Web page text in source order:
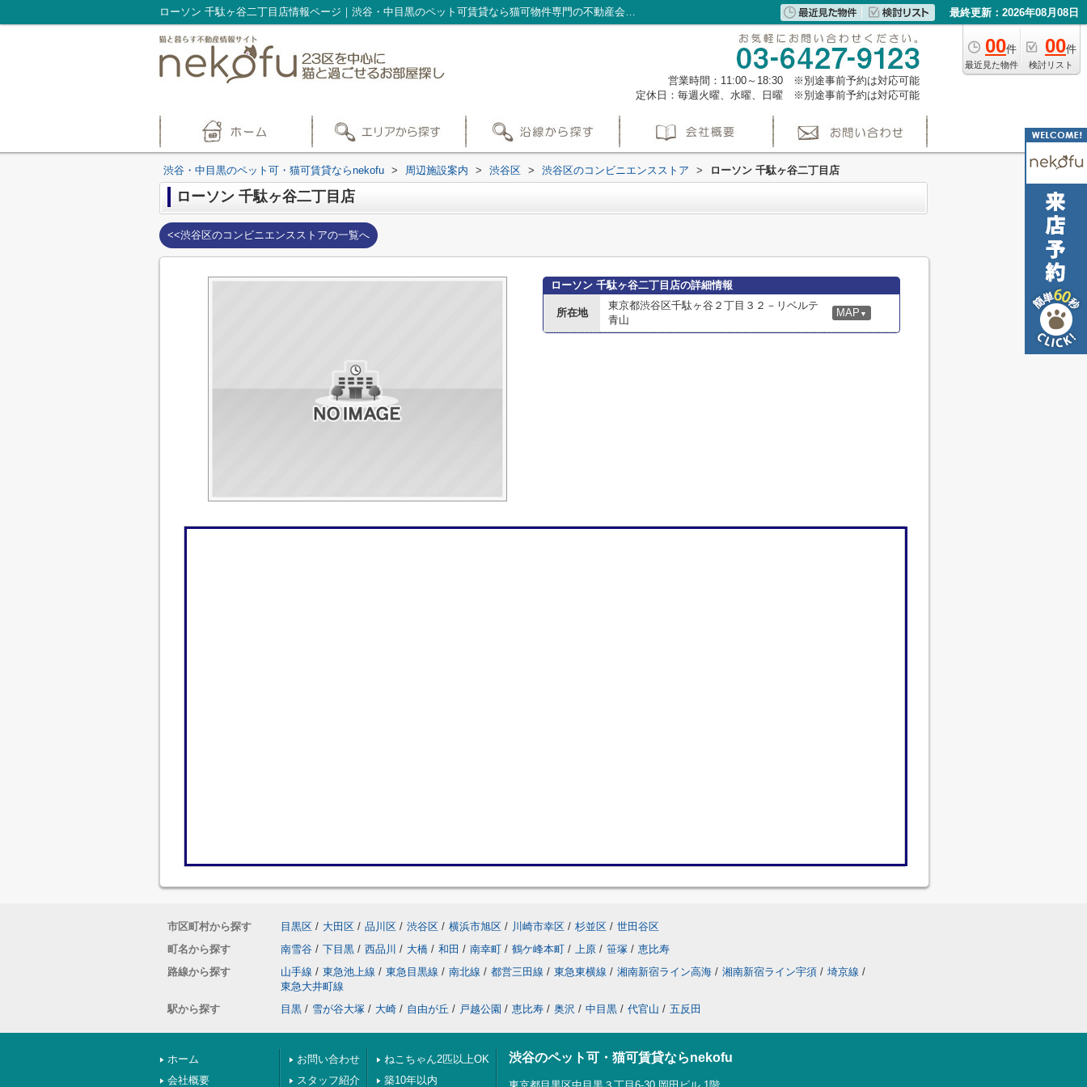
ローソン 千駄ヶ谷二丁目店情報ページ｜渋谷・中目黒のペット可賃貸なら猫可物件専門の不動産会社nekofu 最終更新：2026年08月08日
00件
最近見た物件
00件
検討リスト
営業時間：11:00～18:30 ※別途事前予約は対応可能
定休日：毎週火曜、水曜、日曜 ※別途事前予約は対応可能
渋谷・中目黒のペット可・猫可賃貸ならnekofu > 周辺施設案内 > 渋谷区 > 渋谷区のコンビニエンスストア > ローソン 千駄ヶ谷二丁目店
ローソン 千駄ヶ谷二丁目店
<<渋谷区のコンビニエンスストアの一覧へ
ローソン 千駄ヶ谷二丁目店の詳細情報
所在地
東京都渋谷区千駄ヶ谷２丁目３２－リベルテ
青山
MAP ▼
市区町村から探す 目黒区 / 大田区 / 品川区 / 渋谷区 / 横浜市旭区 / 川崎市幸区 / 杉並区 / 世田谷区
町名から探す
南雪谷 / 下目黒 / 西品川 / 大橋 / 和田 / 南幸町 / 鶴ケ峰本町 / 上原 / 笹塚 / 恵比寿
路線から探す
山手線 / 東急池上線 / 東急目黒線 / 南北線 / 都営三田線 / 東急東横線 / 湘南新宿ライン高海 / 湘南新宿ライン宇須 / 埼京線 /
東急大井町線
駅から探す
目黒 / 雪が谷大塚 / 大崎 / 自由が丘 / 戸越公園 / 恵比寿 / 奥沢 / 中目黒 / 代官山 / 五反田
ホーム
会社概要
お問い合わせ
スタッフ紹介
ねこちゃん2匹以上OK
築10年以内
渋谷のペット可・猫可賃貸ならnekofu